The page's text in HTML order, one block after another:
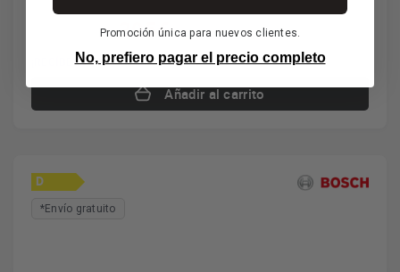
395€IVA incl. envío incl.
¡RECÍBELO YA!
Últimas unidades
Añadir al carrito
D
*Envío gratuito
Promoción única para nuevos clientes.
No, prefiero pagar el precio completo